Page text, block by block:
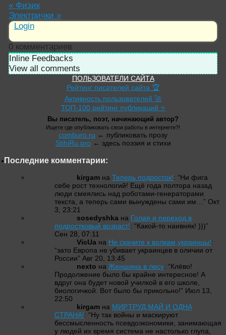
«Физик
Электрички »
Login
0комментариев
Inline Feedbacks
View all comments
ПОЛЬЗОВАТЕЛИ САЙТА
Рейтинг писателей сайта 🏆
Активность пользователей 🚀
ТОП-100 рейтинг публикаций ⭐
Вы писатель, поэт, начинающий автор?
Ищете где опубликовать свои работы в интернете?!
comburo.ru ← публиковать прозу
StihiRu.pro ← здесь поэзия и стихи
Последние комментарии:
kirgam на Теперь подросток!: “Ни фига
себе рост технологий! Ещё года полтора назад
люди смеялись над роботами-генераторами
текста, а теперь сами вынуждены сами им… ” Окт
3, 23:21
sosedyshka на Голая и переход в
подростковый возраст!: “Какой-то наивняк! )))”
Сен 28, 07:11
VicUa на Не скачите к волкам,украинцы!:
“зато Европа не убивает украинцев в оличии от
России” Авг 20, 13:45
nexto на Женщина в лесу: “Клёво!
Продолжение было бы крайне интересное! А
вдруг она будет новой училкой в его школе,
биологичкой. Вот было бы прикольно!” Июл 13,
22:50
kirgam на МИР,ТРУД,МАЙ И ОДНА
СТРАНА!: “Ну так войны и маскируют
бессмысленность псевдоэкономики, занимающая
у людей их время система не настолько глупа,